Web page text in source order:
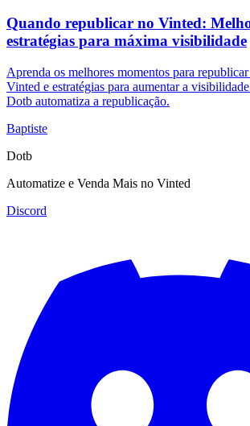
Quando republicar no Vinted:
estratégias para máxima visibilidade
Aprenda os melhores momentos para
Vinted e estratégias para aumentar a
Dotb automatiza a republicação.
Baptiste
Dotb
Automatize e Venda Mais no Vinted
Discord